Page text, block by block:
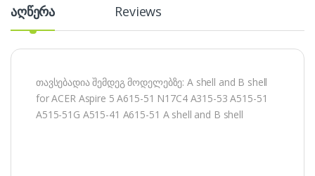
აღწერა Reviews
თავსებადია შემდეგ მოდელებზე: A shell and B shell
for ACER Aspire 5 A615-51 N17C4 A315-53 A515-51
A515-51G A515-41 A615-51 A shell and B shell